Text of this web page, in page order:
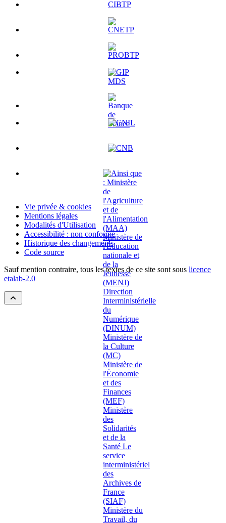
Vie privée & cookies
Mentions légales
Modalités d'Utilisation
Accessibilité : non conforme
Historique des changements
Code source
Sauf mention contraire, tous les textes de ce site sont sous licence
etalab-2.0